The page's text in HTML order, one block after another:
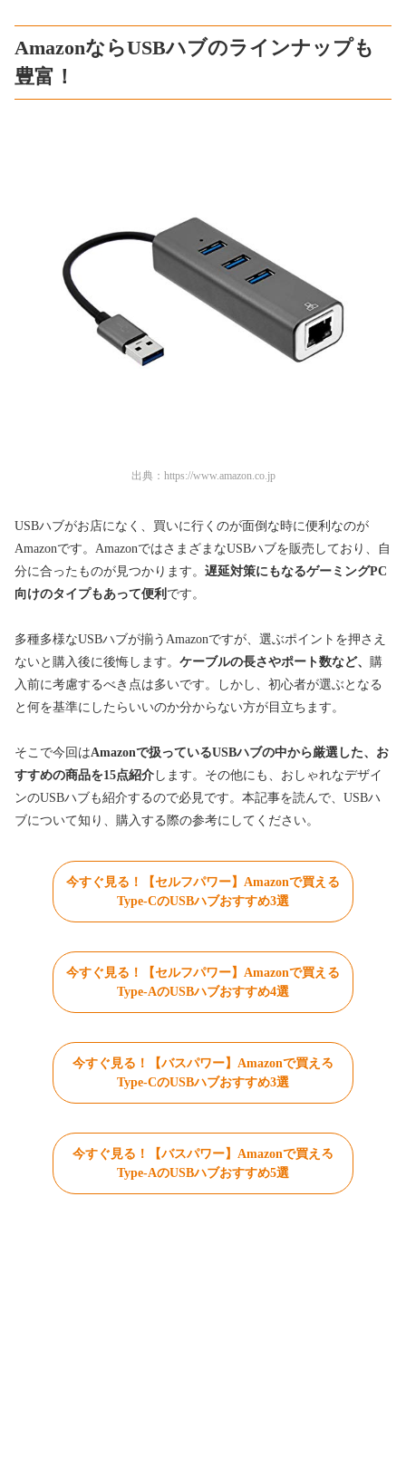
AmazonならUSBハブのラインナップも
豊富！
出典： https://www.amazon.co.jp
USBハブがお店になく、買いに行くのが面倒な時に便利なのが
Amazonです。AmazonではさまざまなUSBハブを販売しており、自
分に合ったものが見つかります。 遅延対策にもなるゲーミングPC
向けのタイプもあって便利 です。
多種多様なUSBハブが揃うAmazonですが、選ぶポイントを押さえ
ないと購入後に後悔します。 ケーブルの長さやポート数など、 購
入前に考慮するべき点は多いです。しかし、初心者が選ぶとなる
と何を基準にしたらいいのか分からない方が目立ちます。
そこで今回はAmazonで扱っているUSBハブの中から厳選した、お
すすめの商品を15点紹介 します。その他にも、おしゃれなデザイ
ンのUSBハブも紹介するので必見です。本記事を読んで、USBハ
ブについて知り、購入する際の参考にしてください。
今すぐ見る！【セルフパワー】Amazonで買える
Type-CのUSBハブおすすめ3選
今すぐ見る！【セルフパワー】Amazonで買える
Type-AのUSBハブおすすめ4選
今すぐ見る！【バスパワー】Amazonで買える
Type-CのUSBハブおすすめ3選
今すぐ見る！【バスパワー】Amazonで買える
Type-AのUSBハブおすすめ5選